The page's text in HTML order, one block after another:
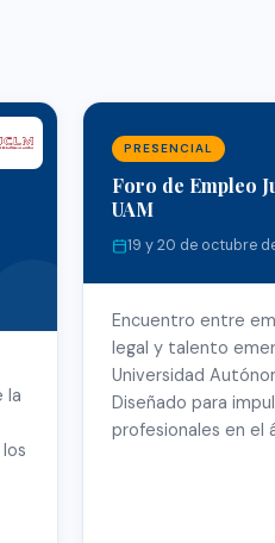
la
PRESENCIAL
Foro de Empleo
UAM
19 y 20 de octubre
Encuentro entre
legal y talento
Universidad
Diseñado para
profesionales en el